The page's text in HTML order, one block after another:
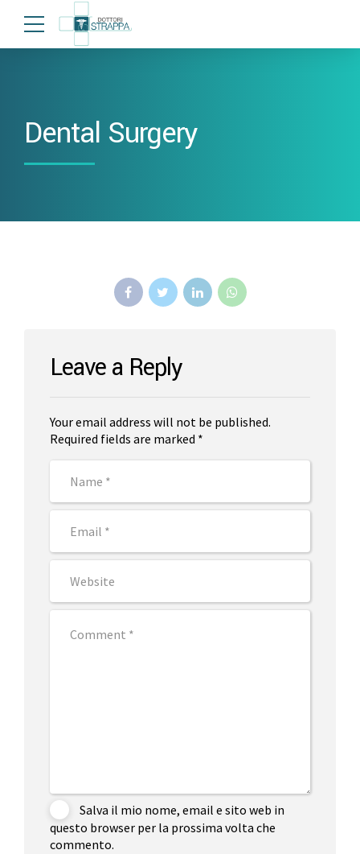
Dental Surgery
Leave a Reply
Your email address will not be published.
Required fields are marked *
Salva il mio nome, email e sito web in
questo browser per la prossima volta che
commento.